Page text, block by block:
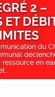
2 –
ET
du
en